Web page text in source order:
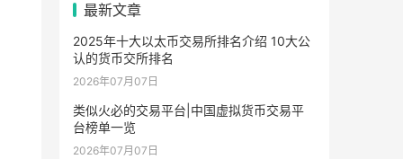
最新文章
2025年十大以太币交易所排名介绍 10大公
认的货币交所排名
2026年07月07日
类似火必的交易平台|中国虚拟货币交易平
台榜单一览
2026年07月07日